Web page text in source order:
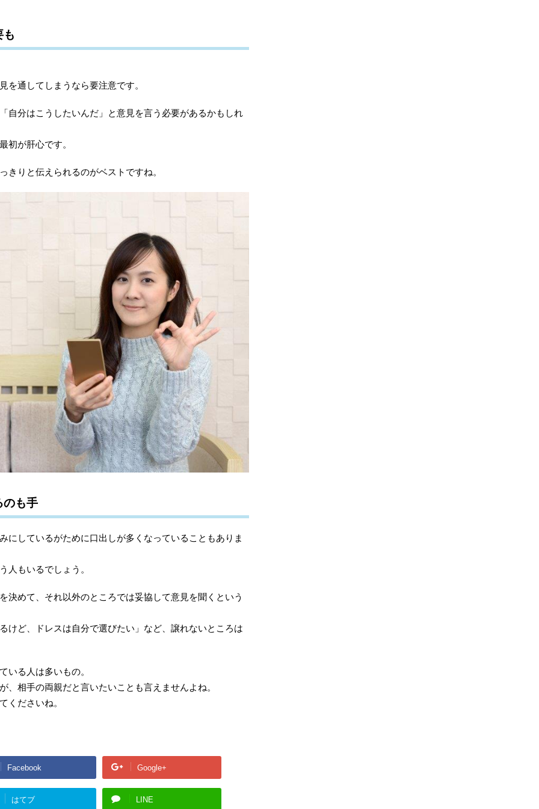
も
を通してしまうなら要注意です。
自分はこうしたいんだ」と意見を言う必要があるかもしれ
初が肝心です。
きりと伝えられるのがベストですね。
のも手
にしているがために口出しが多くなっていることもありま
人もいるでしょう。
決めて、それ以外のところでは妥協して意見を聞くという
けど、ドレスは自分で選びたい」など、譲れないところは
いる人は多いもの。
、相手の両親だと言いたいことも言えませんよね。
くださいね。
Facebook Google+
はてブ LINE